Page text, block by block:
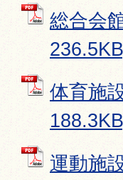
総合会
体育施
運動施